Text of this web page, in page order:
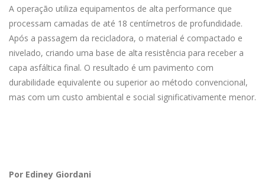
A operação utiliza equipamentos de alta performance que
processam camadas de até 18 centímetros de profundidade.
Após a passagem da recicladora, o material é compactado e
nivelado, criando uma base de alta resistência para receber a
capa asfáltica final. O resultado é um pavimento com
durabilidade equivalente ou superior ao método convencional,
mas com um custo ambiental e social significativamente menor.
Por Ediney Giordani